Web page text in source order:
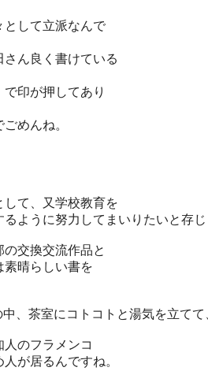
として立派なんで
ん良く書けている
印が押してあり
めんね。
して、又学校教育を
ように努力してまいりたいと存
交換交流作品と
素晴らしい書を
、茶室にコトコトと湯気を立てて
のフラメンコ
が居るんですね。